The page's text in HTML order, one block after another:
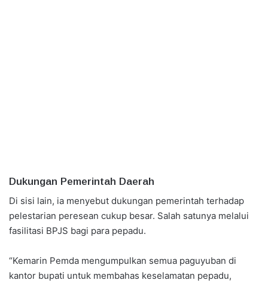
Dukungan Pemerintah Daerah
Di sisi lain, ia menyebut dukungan pemerintah terhadap
pelestarian peresean cukup besar. Salah satunya melalui
fasilitasi BPJS bagi para pepadu.
“Kemarin Pemda mengumpulkan semua paguyuban di
kantor bupati untuk membahas keselamatan pepadu,